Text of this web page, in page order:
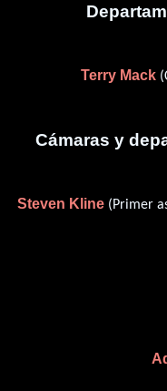
Terry Mack
Cámaras y
Steven Kline (Primer